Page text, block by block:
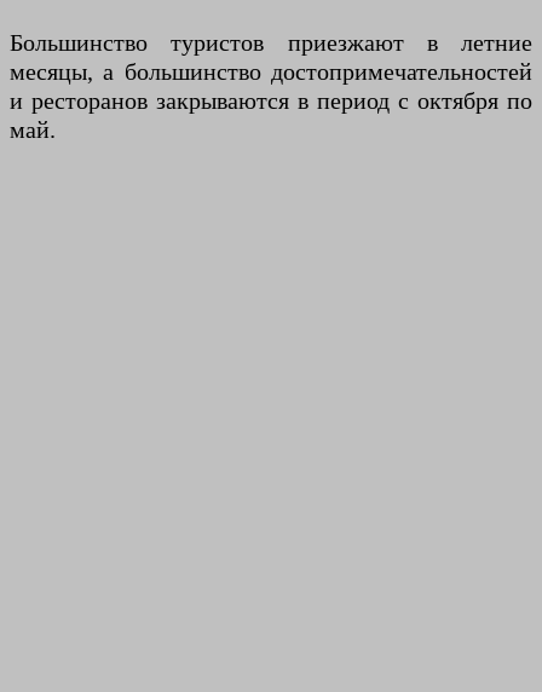
Большинство туристов приезжают в летние
месяцы, а большинство достопримечательностей
и ресторанов закрываются в период с октября по
май.